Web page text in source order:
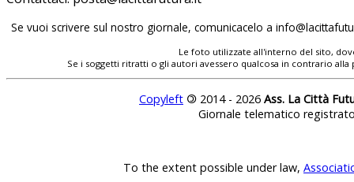
Se vuoi scrivere sul nostro giornale, comunicacelo a
Le foto utilizzate all'interno del sito,
Se i soggetti ritratti o gli autori avessero qualcosa in contrario
Copyleft © 2014 - 2026 Ass. La Città
Giornale telematico
To the extent possible under law,